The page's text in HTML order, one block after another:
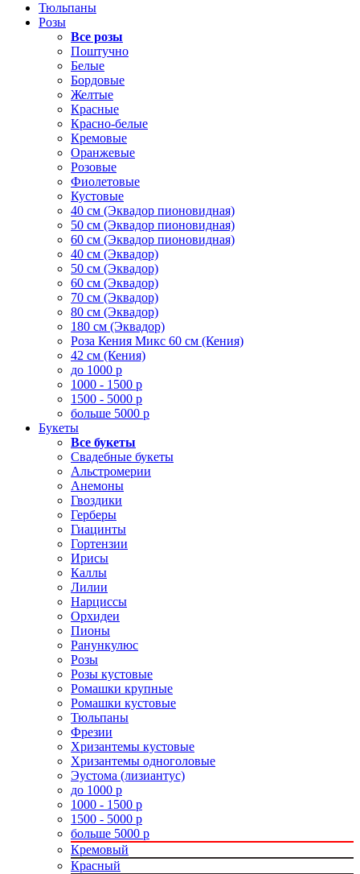
Тюльпаны
Розы
Все розы
Поштучно
Белые
Бордовые
Желтые
Красные
Красно-белые
Кремовые
Оранжевые
Розовые
Фиолетовые
Кустовые
40 см (Эквадор пионовидная)
50 см (Эквадор пионовидная)
60 см (Эквадор пионовидная)
40 см (Эквадор)
50 см (Эквадор)
60 см (Эквадор)
70 см (Эквадор)
80 см (Эквадор)
180 см (Эквадор)
Роза Кения Микс 60 см (Кения)
42 см (Кения)
до 1000 р
1000 - 1500 р
1500 - 5000 р
больше 5000 р
Букеты
Все букеты
Свадебные букеты
Альстромерии
Анемоны
Гвоздики
Герберы
Гиацинты
Гортензии
Ирисы
Каллы
Лилии
Нарциссы
Орхидеи
Пионы
Ранункулюс
Розы
Розы кустовые
Ромашки крупные
Ромашки кустовые
Тюльпаны
Фрезии
Хризантемы кустовые
Хризантемы одноголовые
Эустома (лизиантус)
до 1000 р
1000 - 1500 р
1500 - 5000 р
больше 5000 р
Кремовый
Красный